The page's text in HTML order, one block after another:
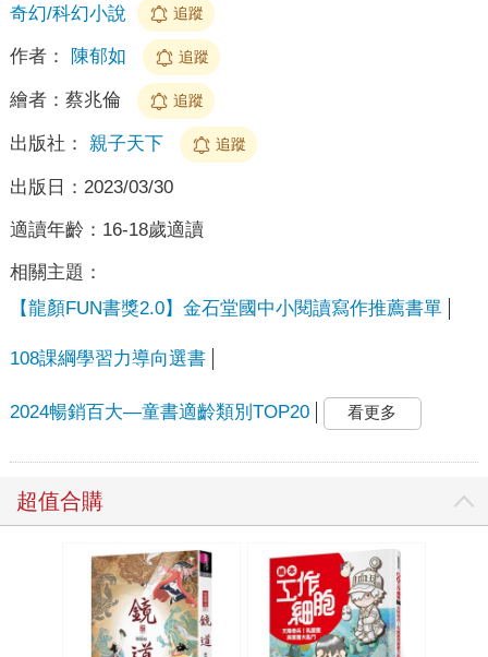
奇幻/科幻小說
追蹤
作者： 陳郁如 追蹤
繪者： 蔡兆倫 追蹤
出版社： 親子天下 追蹤
出版日： 2023/03/30
適讀年齡： 16-18歲適讀
相關主題：
【龍顏FUN書獎2.0】金石堂國中小閱讀寫作推薦書單
108課綱學習力導向選書
2024暢銷百大—童書適齡類別TOP20 看更多
超值合購